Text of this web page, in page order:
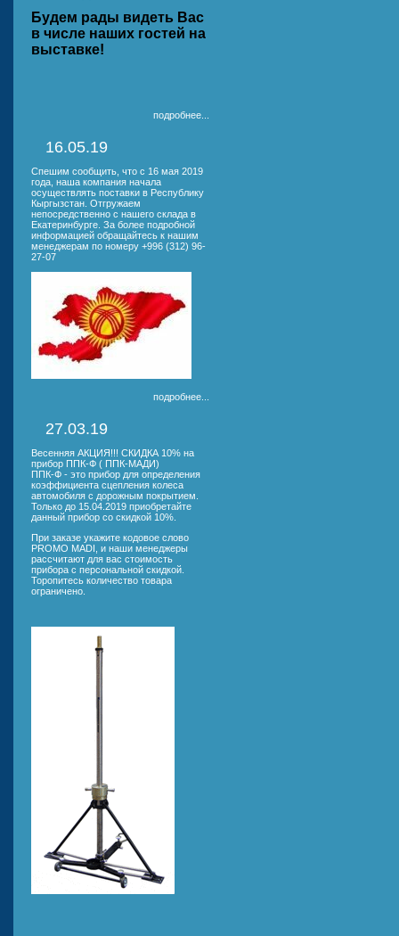
Будем рады видеть Вас
в числе наших гостей на
выставке!
подробнее...
16.05.19
Спешим сообщить, что с 16 мая 2019
года, наша компания начала
осуществлять поставки в Республику
Кыргызстан. Отгружаем
непосредственно с нашего склада в
Екатеринбурге. За более подробной
информацией обращайтесь к нашим
менеджерам по номеру +996 (312) 96-
27-07
подробнее...
27.03.19
Весенняя АКЦИЯ!!! СКИДКА 10% на
прибор ППК-Ф ( ППК-МАДИ)
ППК-Ф - это прибор для определения
коэффициента сцепления колеса
автомобиля с дорожным покрытием.
Только до 15.04.2019 приобретайте
данный прибор со скидкой 10%.
При заказе укажите кодовое слово
PROMO MADI, и наши менеджеры
рассчитают для вас стоимость
прибора с персональной скидкой.
Торопитесь количество товара
ограничено.